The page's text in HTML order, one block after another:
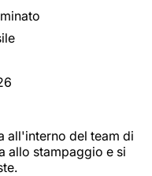
all'interno del team di
allo stampaggio e si